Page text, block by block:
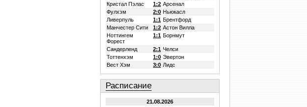
Кристал Пэлас
1:2 Арсенал
Фулхэм
2:0 Ньюкасл
Ливерпуль
1:1 Брентфорд
Манчестер Сити
1:2 Астон Вилла
Ноттингем
Форест
1:1 Борнмут
Сандерленд 2:1 Челси
Тоттенхэм
1:0 Эвертон
Вест Хэм
3:0 Лидс
Расписание
21.08.2026